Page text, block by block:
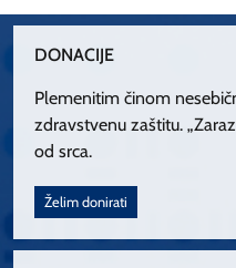
DONACIJE
Plemenitim činom
zdravstvenu zaštitu.
od srca.
Želim donirati